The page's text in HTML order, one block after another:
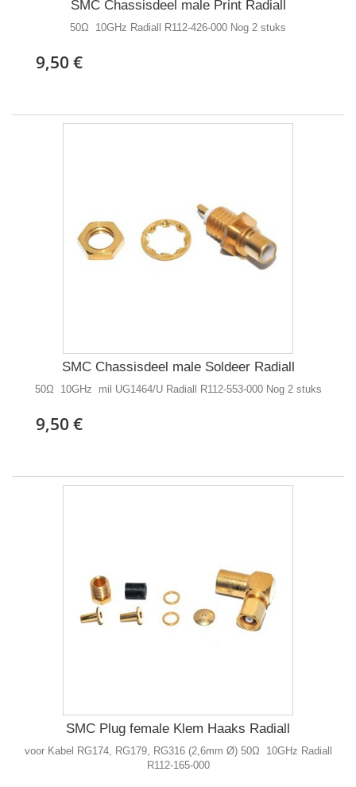
SMC Chassisdeel male Print Radiall
50Ω 10GHz Radiall R112-426-000 Nog 2 stuks
9,50 €
SMC Chassisdeel male Soldeer Radiall
50Ω 10GHz mil UG1464/U Radiall R112-553-000 Nog 2 stuks
9,50 €
SMC Plug female Klem Haaks Radiall
voor Kabel RG174, RG179, RG316 (2,6mm Ø) 50Ω 10GHz Radiall
R112-165-000